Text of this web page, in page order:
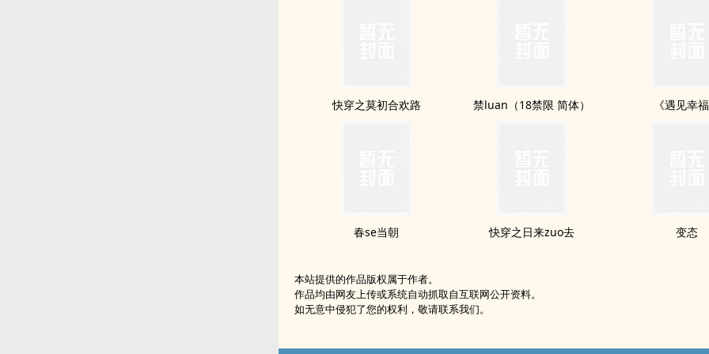
快穿之莫初合欢路 禁luan（18禁限 简体） 《遇见幸
春se当朝 快穿之日来zuo去 变态
本站提供的作品版权属于作者。
作品均由网友上传或系统自动抓取自互联网公开资料。
如无意中侵犯了您的权利，敬请联系我们。